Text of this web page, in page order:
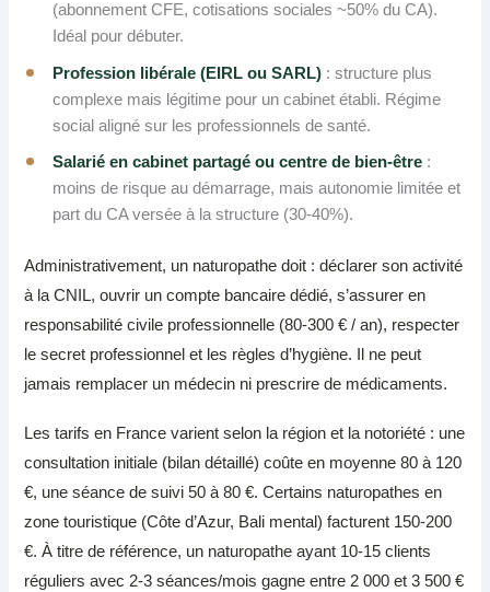
(abonnement CFE, cotisations sociales ~50% du CA).
Idéal pour débuter.
Profession libérale (EIRL ou SARL) : structure plus
complexe mais légitime pour un cabinet établi. Régime
social aligné sur les professionnels de santé.
Salarié en cabinet partagé ou centre de bien-être :
moins de risque au démarrage, mais autonomie limitée et
part du CA versée à la structure (30-40%).
Administrativement, un naturopathe doit : déclarer son activité
à la CNIL, ouvrir un compte bancaire dédié, s’assurer en
responsabilité civile professionnelle (80-300 € / an), respecter
le secret professionnel et les règles d’hygiène. Il ne peut
jamais remplacer un médecin ni prescrire de médicaments.
Les tarifs en France varient selon la région et la notoriété : une
consultation initiale (bilan détaillé) coûte en moyenne 80 à 120
€, une séance de suivi 50 à 80 €. Certains naturopathes en
zone touristique (Côte d’Azur, Bali mental) facturent 150-200
€. À titre de référence, un naturopathe ayant 10-15 clients
réguliers avec 2-3 séances/mois gagne entre 2 000 et 3 500 €